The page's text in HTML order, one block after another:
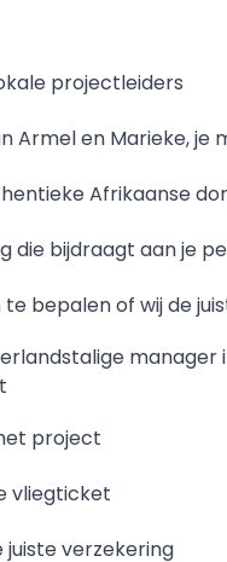
projectleiders
Armel en Marieke, je
Afrikaanse
die bijdraagt aan je
bepalen of wij de
project
vliegticket
juiste verzekering